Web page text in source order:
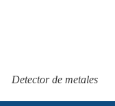
Detector de metales